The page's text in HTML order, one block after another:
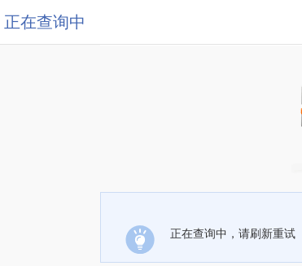
正在查询中
正在查询中，请刷新重试